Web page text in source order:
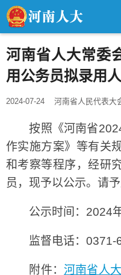
河南省人大常委
用公务员拟录用
2024-07-24 河南省人民代表大
按照《河南省2024
作实施方案》等有关
和考察等程序，经研
员，现予以公示。请予
公示时间：2024年
监督电话：0371-
附件： 河南省人